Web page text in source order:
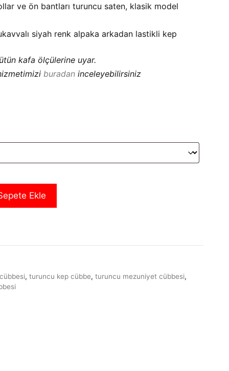
ve ön bantları turuncu saten, klasik model
siyah renk alpaka arkadan lastikli kep
kafa ölçülerine uyar.
buradan inceleyebilirsiniz
Ekle
,turuncu kep cübbe,turuncu mezuniyet cübbesi,